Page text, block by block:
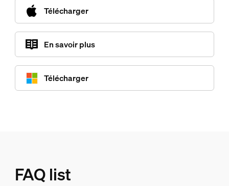
Télécharger
En savoir plus
Télécharger
FAQ list